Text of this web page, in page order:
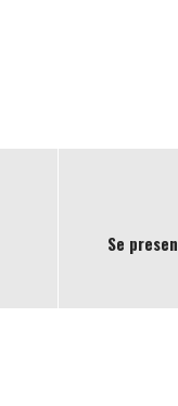
Se